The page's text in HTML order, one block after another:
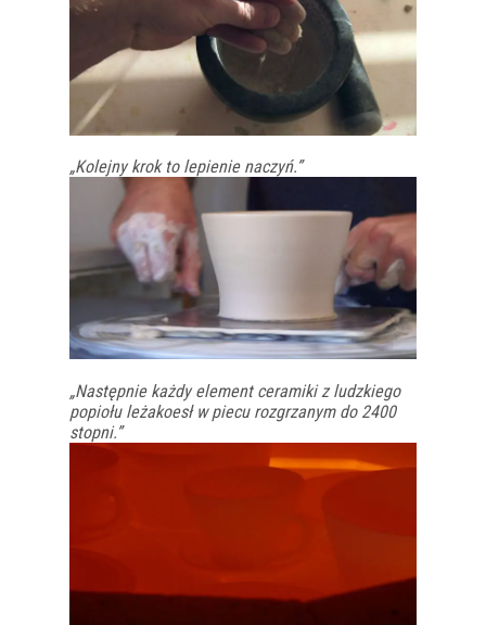
„Kolejny krok to lepienie naczyń.”
„Następnie każdy element ceramiki z ludzkiego
popiołu leżakoesł w piecu rozgrzanym do 2400
stopni.”